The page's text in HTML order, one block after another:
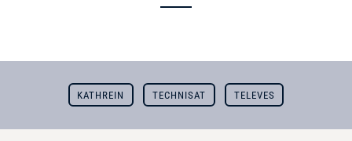
KATHREIN TECHNISAT TELEVES